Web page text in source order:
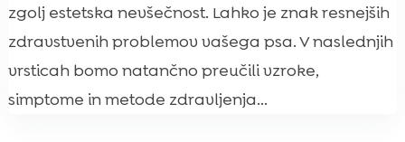
zgolj estetska nevšečnost. Lahko je znak resnejših
zdravstvenih problemov vašega psa. V naslednjih
vrsticah bomo natančno preučili vzroke,
simptome in metode zdravljenja...